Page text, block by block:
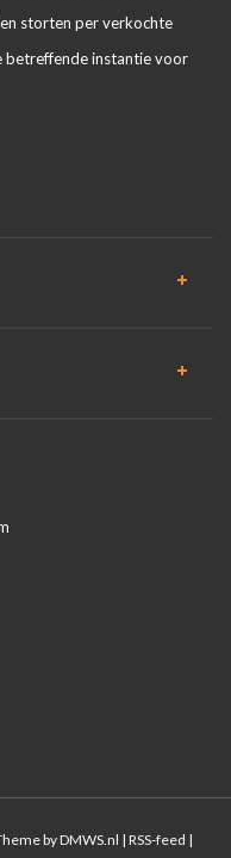
storten per verkochte
betreffende instantie voor
byDMWS.nl | RSS-feed |